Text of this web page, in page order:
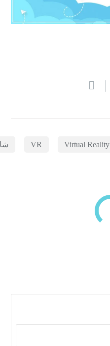
Virtual Reality
VR